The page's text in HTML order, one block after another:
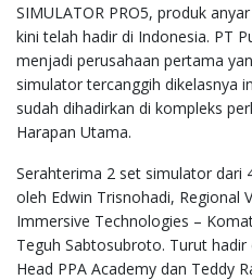
SIMULATOR PRO5, produk
kini telah hadir di Indonesia. PT
menjadi perusahaan pertama
simulator tercanggih dikelasnya
sudah dihadirkan di kompleks
Harapan Utama.
Serahterima 2 set simulator dari
oleh Edwin Trisnohadi, Regional
Immersive Technologies –
Teguh Sabtosubroto. Turut
Head PPA Academy dan Teddy